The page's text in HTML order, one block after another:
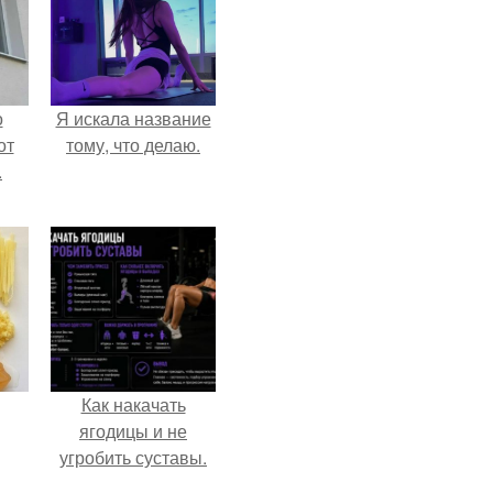
Я искала название
тому, что делаю.
Как накачать
ягодицы и не
угробить суставы.